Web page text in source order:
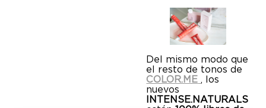
Del mismo modo que
el resto de tonos de
COLOR.ME , los
nuevos
INTENSE.NATURALS